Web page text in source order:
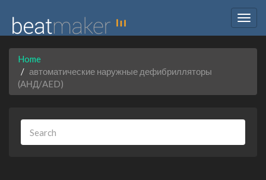
Home
автоматические наружные дефибрилляторы
(АНД/AED)